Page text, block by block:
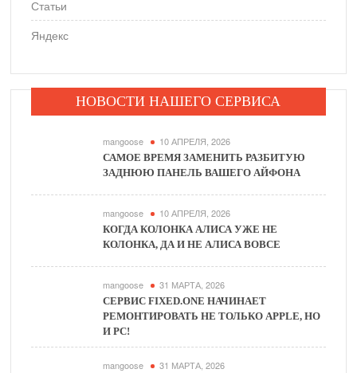
Статьи
Яндекс
НОВОСТИ НАШЕГО СЕРВИСА
mangoose 10 АПРЕЛЯ, 2026
САМОЕ ВРЕМЯ ЗАМЕНИТЬ РАЗБИТУЮ
ЗАДНЮЮ ПАНЕЛЬ ВАШЕГО АЙФОНА
mangoose 10 АПРЕЛЯ, 2026
КОГДА КОЛОНКА АЛИСА УЖЕ НЕ
КОЛОНКА, ДА И НЕ АЛИСА ВОВСЕ
mangoose 31 МАРТА, 2026
СЕРВИС FIXED.ONE НАЧИНАЕТ
РЕМОНТИРОВАТЬ НЕ ТОЛЬКО APPLE, НО
И PC!
mangoose 31 МАРТА, 2026